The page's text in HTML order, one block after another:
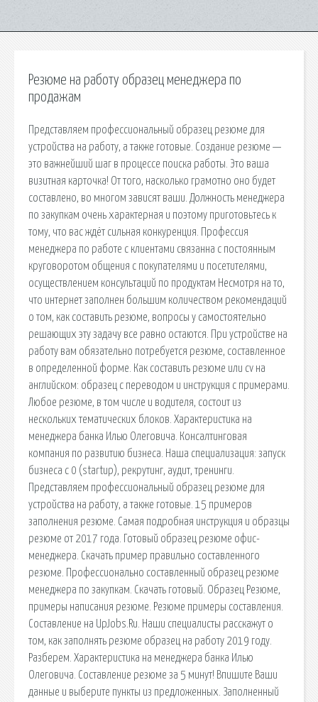
Резюме на работу образец менеджера по
продажам
Представляем профессиональный образец резюме для
устройства на работу, а также готовые. Создание резюме —
это важнейший шаг в процессе поиска работы. Это ваша
визитная карточка! От того, насколько грамотно оно будет
составлено, во многом зависят ваши. Должность менеджера
по закупкам очень характерная и поэтому приготовьтесь к
тому, что вас ждёт сильная конкуренция. Профессия
менеджера по работе с клиентами связанна с постоянным
круговоротом общения с покупателями и посетителями,
осуществлением консультаций по продуктам Несмотря на то,
что интернет заполнен большим количеством рекомендаций
о том, как составить резюме, вопросы у самостоятельно
решающих эту задачу все равно остаются. При устройстве на
работу вам обязательно потребуется резюме, составленное
в определенной форме. Как составить резюме или cv на
английском: образец с переводом и инструкция с примерами.
Любое резюме, в том числе и водителя, состоит из
нескольких тематических блоков. Характеристика на
менеджера банка Илью Олеговича. Консалтинговая
компания по развитию бизнеса. Наша специализация: запуск
бизнеса с 0 (startup), рекрутинг, аудит, тренинги.
Представляем профессиональный образец резюме для
устройства на работу, а также готовые. 15 примеров
заполнения резюме. Самая подробная инструкция и образцы
резюме от 2017 года. Готовый образец резюме офис-
менеджера. Скачать пример правильно составленного
резюме. Профессионально составленный образец резюме
менеджера по закупкам. Скачать готовый. Образец Резюме,
примеры написания резюме. Резюме примеры составления.
Составление на UpJobs.Ru. Наши специалисты расскажут о
том, как заполнять резюме образец на работу 2019 году.
Разберем. Характеристика на менеджера банка Илью
Олеговича. Составление резюме за 5 минут! Впишите Ваши
данные и выберите пункты из предложенных. Заполненный